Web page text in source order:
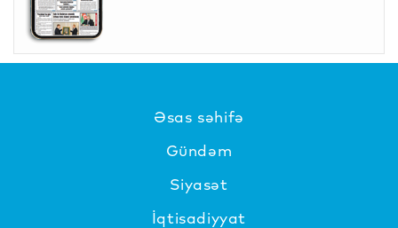
Əsas səhifə
Gündəm
Siyasət
İqtisadiyyat